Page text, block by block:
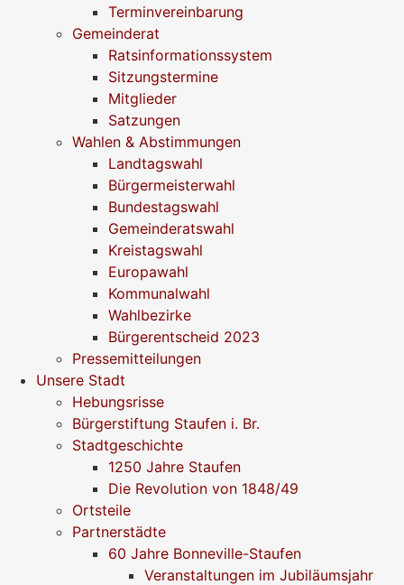
Terminvereinbarung
Gemeinderat
Ratsinformationssystem
Sitzungstermine
Mitglieder
Satzungen
Wahlen & Abstimmungen
Landtagswahl
Bürgermeisterwahl
Bundestagswahl
Gemeinderatswahl
Kreistagswahl
Europawahl
Kommunalwahl
Wahlbezirke
Bürgerentscheid 2023
Pressemitteilungen
Unsere Stadt
Hebungsrisse
Bürgerstiftung Staufen i. Br.
Stadtgeschichte
1250 Jahre Staufen
Die Revolution von 1848/49
Ortsteile
Partnerstädte
60 Jahre Bonneville-Staufen
Veranstaltungen im Jubiläumsjahr